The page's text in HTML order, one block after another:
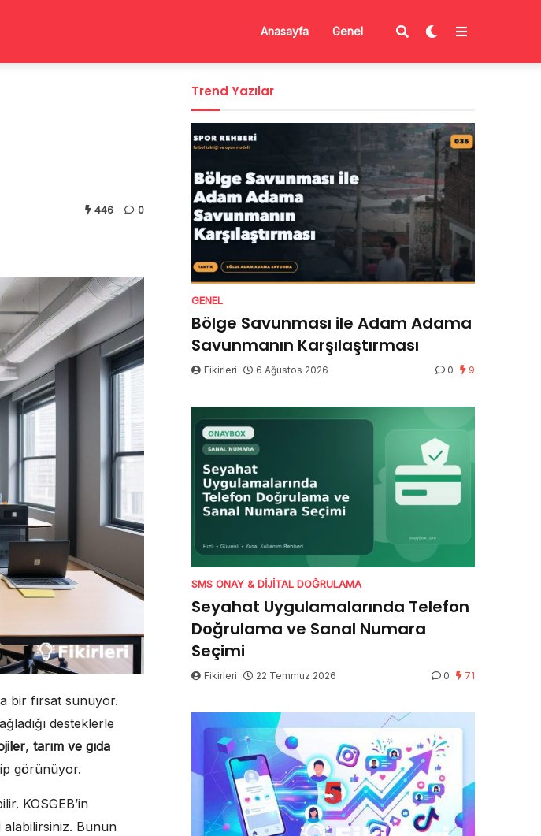
Anasayfa Genel
446 0
bir fırsat sunuyor.
desteklerle
, tarım ve gıda
görünüyor.
KOSGEB’in
Bunun
Trend Yazılar
GENEL
Bölge Savunması ile Adam Adama
Savunmanın Karşılaştırması
Fikirleri 6 Ağustos 2026 0 9
SMS ONAY & DIJITAL DOĞRULAMA
Seyahat Uygulamalarında Telefon
Doğrulama ve Sanal Numara
Seçimi
Fikirleri 22 Temmuz 2026 0 71